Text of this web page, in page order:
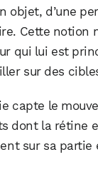
objet, d’une
Cette notion
qui lui est
sur des
capte le
dont la rétine
sur sa partie